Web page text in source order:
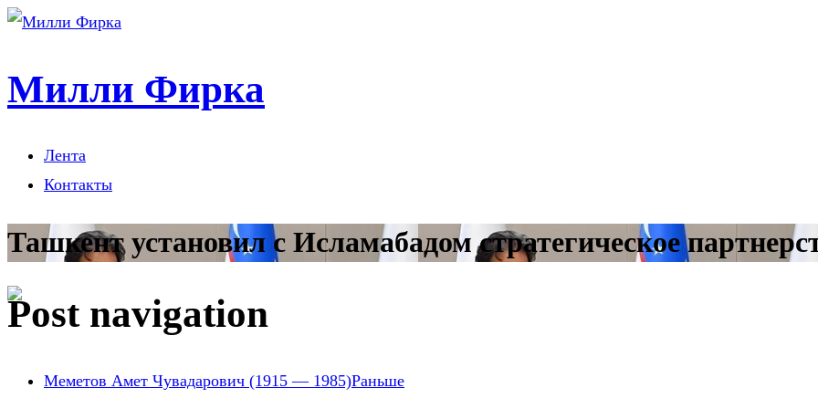
Милли Фирка
Лента
Контакты
Ташкент установил с Исламабадом стратегическое
Post navigation
Меметов Амет Чувадарович (1915 — 1985)Раньше